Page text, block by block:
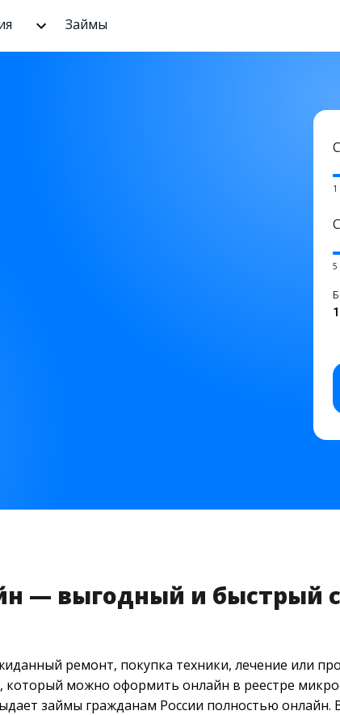
Займы
1
5
— выгодный и быстрый
ремонт, покупка техники, лечение или
который можно оформить онлайн в реестре
займы гражданам России полностью онлайн.